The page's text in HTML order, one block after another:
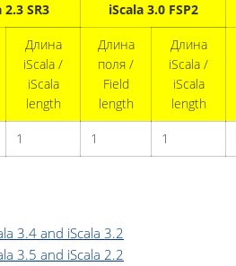
2.3 SR3 iScala 3.0 FSP2
Длина
iScala /
iScala
length
Длина
поля /
Field
length
Длина
iScala /
iScala
length
1 1 1
3.4 and iScala 3.2
3.5 and iScala 2.2